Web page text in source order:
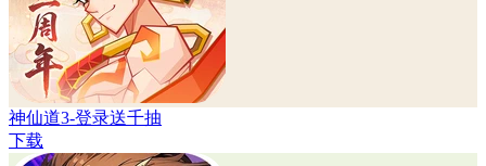
神仙道3-登录送千抽
下载